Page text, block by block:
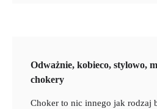
Odważnie, kobieco, stylowo,
chokery
Choker to nic innego jak rodzaj